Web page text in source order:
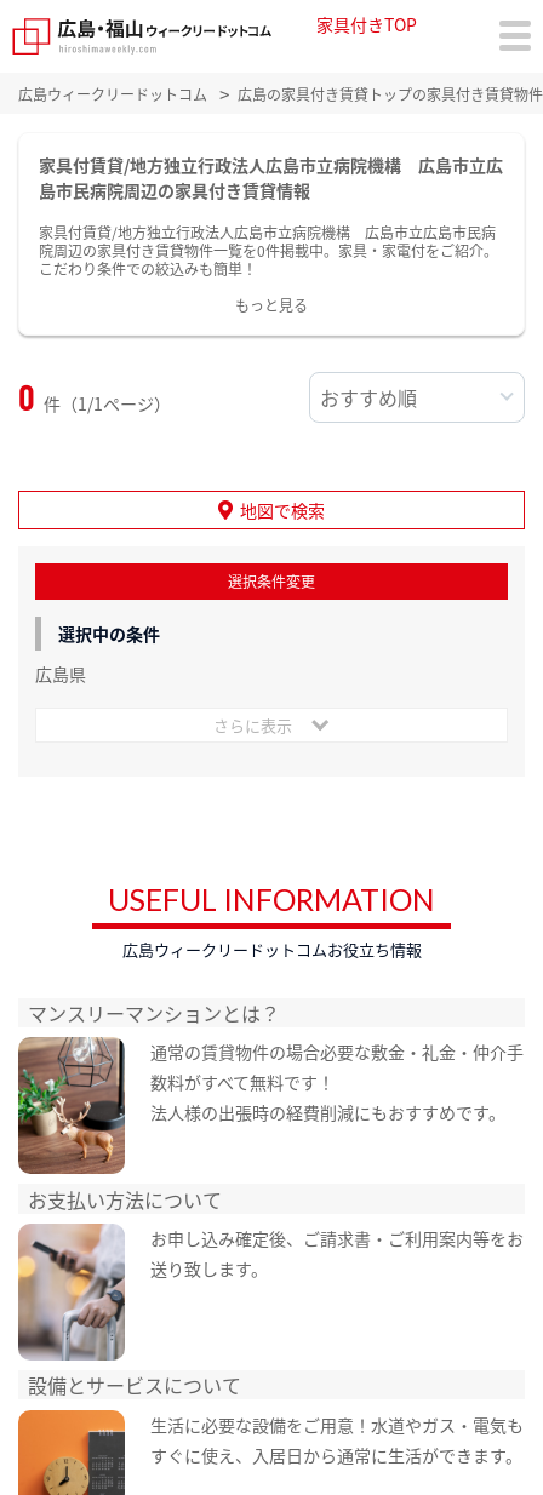
家具付きTOP
広島ウィークリードットコム 広島の家具付き賃貸トップの家具付き賃貸物
家具付賃貸/地方独立行政法人広島市立病院機構 広島市立広
島市民病院周辺の家具付き賃貸情報
家具付賃貸/地方独立行政法人広島市立病院機構 広島市立広島市民病
院周辺の家具付き賃貸物件一覧を0件掲載中。家具・家電付をご紹介。
こだわり条件での絞込みも簡単！
もっと見る
0 件（1/1ページ）
地図で検索
選択条件変更
選択中の条件
広島県
さらに表示
USEFUL INFORMATION
広島ウィークリードットコムお役立ち情報
マンスリーマンションとは？
通常の賃貸物件の場合必要な敷金・礼金・仲介手
数料がすべて無料です！
法人様の出張時の経費削減にもおすすめです。
お支払い方法について
お申し込み確定後、ご請求書・ご利用案内等をお
送り致します。
設備とサービスについて
生活に必要な設備をご用意！水道やガス・電気も
すぐに使え、入居日から通常に生活ができます。